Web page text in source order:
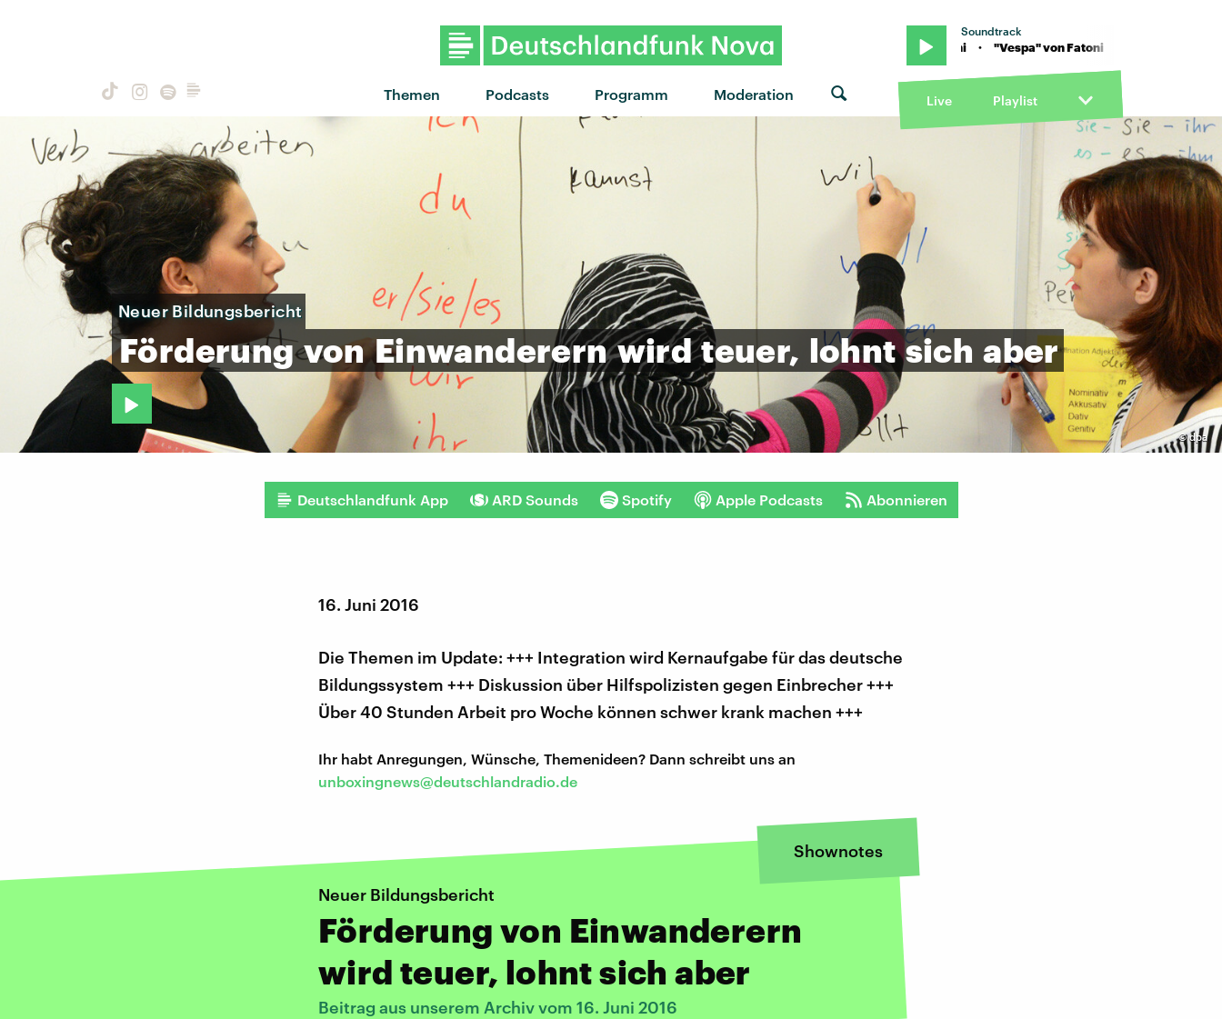
Themen Podcasts Programm Moderation
Soundtrack
"Vespa" von Fatoni · "Vespa" von Fatoni · "Vespa" von Fatoni
Live Playlist
©dpa
Neuer Bildungsbericht
Förderung von Einwanderern wird teuer, lohnt sich aber
Deutschlandfunk App ARD Sounds Spotify Apple Podcasts Abonnieren
16. Juni 2016
Die Themen im Update: +++ Integration wird Kernaufgabe für das deutsche
Bildungssystem +++ Diskussion über Hilfspolizisten gegen Einbrecher +++
Über 40 Stunden Arbeit pro Woche können schwer krank machen +++
Ihr habt Anregungen, Wünsche, Themenideen? Dann schreibt uns an
unboxingnews@deutschlandradio.de
Shownotes
Neuer Bildungsbericht
Förderung von Einwanderern
wird teuer, lohnt sich aber
Beitrag aus unserem Archiv vom 16. Juni 2016